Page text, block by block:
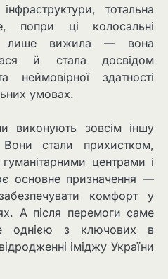
тотальна
попри ці колосальні
лише вижила — вона
й стала досвідом
неймовірної здатності
умовах.
виконують зовсім іншу
стали прихистком,
центрами і
основне призначення —
комфорт у
А після перемоги саме
однією з ключових в
іміджу України